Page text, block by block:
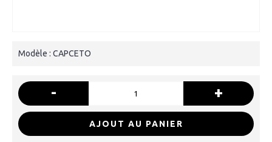
Modèle : CAPCETO
- +
AJOUT AU PANIER